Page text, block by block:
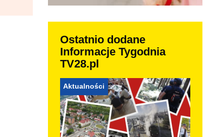
Ostatnio dodane
Informacje Tygodnia
TV28.pl
Aktualności